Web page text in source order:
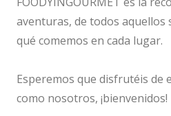
aventuras, de todos aquellos
qué comemos en cada lugar.
Esperemos que disfrutéis de
como nosotros, ¡bienvenidos!